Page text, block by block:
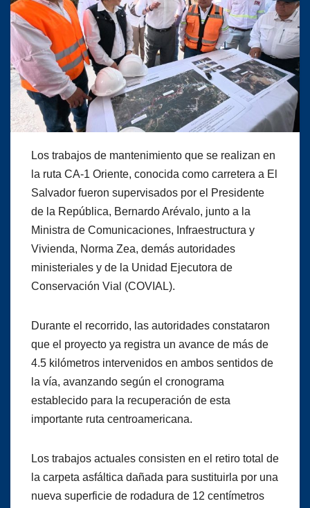
Los trabajos de mantenimiento que se realizan en
la ruta CA-1 Oriente, conocida como carretera a El
Salvador fueron supervisados por el Presidente
de la República, Bernardo Arévalo, junto a la
Ministra de Comunicaciones, Infraestructura y
Vivienda, Norma Zea, demás autoridades
ministeriales y de la Unidad Ejecutora de
Conservación Vial (COVIAL).
Durante el recorrido, las autoridades constataron
que el proyecto ya registra un avance de más de
4.5 kilómetros intervenidos en ambos sentidos de
la vía, avanzando según el cronograma
establecido para la recuperación de esta
importante ruta centroamericana.
Los trabajos actuales consisten en el retiro total de
la carpeta asfáltica dañada para sustituirla por una
nueva superficie de rodadura de 12 centímetros